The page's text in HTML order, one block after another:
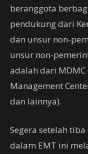
beranggota
pendukung dari
dan unsur non-
unsur non-
adalah dari
Management
dan lainnya).
Segera setelah
dalam EMT ini